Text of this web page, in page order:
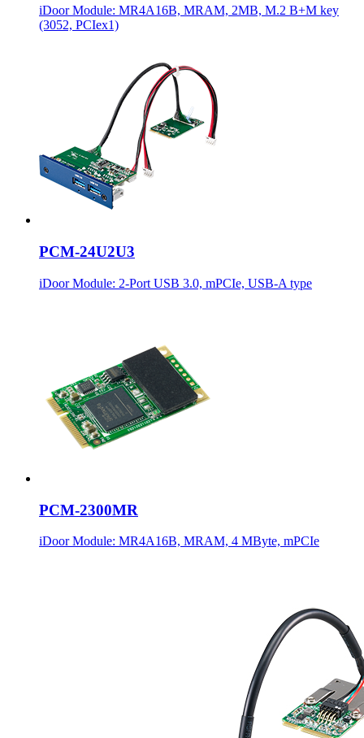
iDoor Module: MR4A16B, MRAM, 2MB, M.2 B+M key
(3052, PCIex1)
PCM-24U2U3
iDoor Module: 2-Port USB 3.0, mPCIe, USB-A type
PCM-2300MR
iDoor Module: MR4A16B, MRAM, 4 MByte, mPCIe